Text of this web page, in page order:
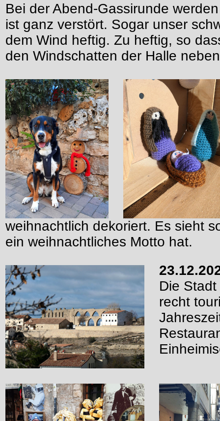
Bei der Abend-Gassirunde
ist ganz verstört. Sogar unser
dem Wind heftig. Zu heftig, so
den Windschatten der Halle
weihnachtlich dekoriert. Es sieht
ein weihnachtliches Motto hat.
Die
recht